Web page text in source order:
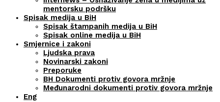
mentorsku podršku
Spisak medija u BiH
Spisak štampanih medija u BiH
Spisak online medija u BiH
Smjernice i zakoni
Ljudska prava
Novinarski zakoni
Preporuke
BH Dokumenti protiv govora mržnje
Međunarodni dokumenti protiv govora mržnje
Eng